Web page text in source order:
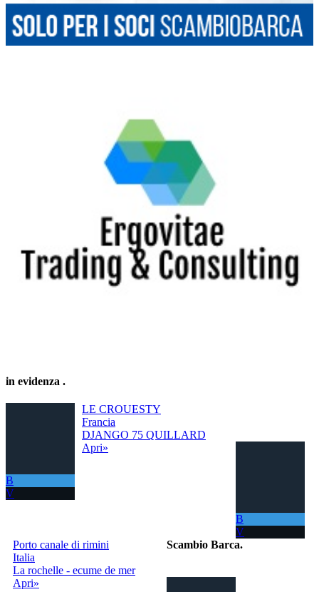
in evidenza .
B
V
LE CROUESTY
Francia
DJANGO 75 QUILLARD
Apri»
B
V
Porto canale di rimini
Italia
La rochelle - ecume de mer
Apri»
Scambio Barca.